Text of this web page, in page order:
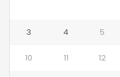
3 4 5
10 11 12